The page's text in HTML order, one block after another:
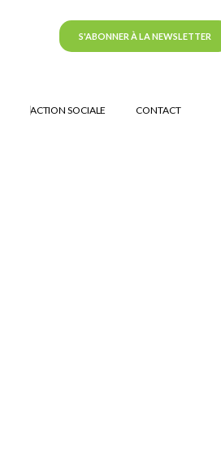
ACTION SOCIALE CONTACT
S'ABONNER À LA NEWSLETTER